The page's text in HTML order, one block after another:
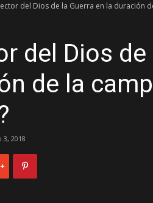
del Dios de la Guerra en la duración
del Dios de
de la
2018